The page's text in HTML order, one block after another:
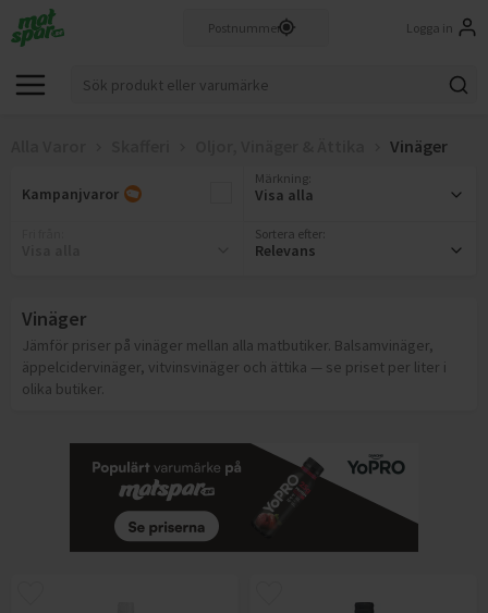
Logga in
Vinäger
Kampanjvaror
Märkning
Visa alla
Sortera efter:
Relevans
Vinäger
Jämför priser på vinäger mellan alla matbutiker. Balsamvinäger,
äppelcidervinäger, vitvinsvinäger och ättika — se priset per liter i
olika butiker.